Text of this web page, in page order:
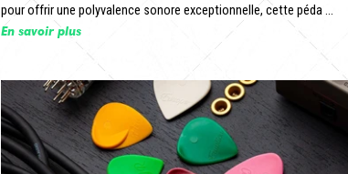
pour offrir une polyvalence sonore exceptionnelle, cette péda ...
En savoir plus